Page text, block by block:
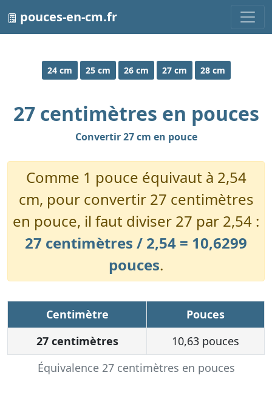
pouces-en-cm.fr
24 cm 25 cm 26 cm 27 cm 28 cm
27 centimètres en pouces
Convertir 27 cm en pouce
Comme 1 pouce équivaut à 2,54
cm, pour convertir 27 centimètres
en pouce, il faut diviser 27 par 2,54 :
27 centimètres / 2,54 = 10,6299
pouces.
Équivalence 27 centimètres en pouces
Centimètre
Pouces
27 centimètres
10,63 pouces